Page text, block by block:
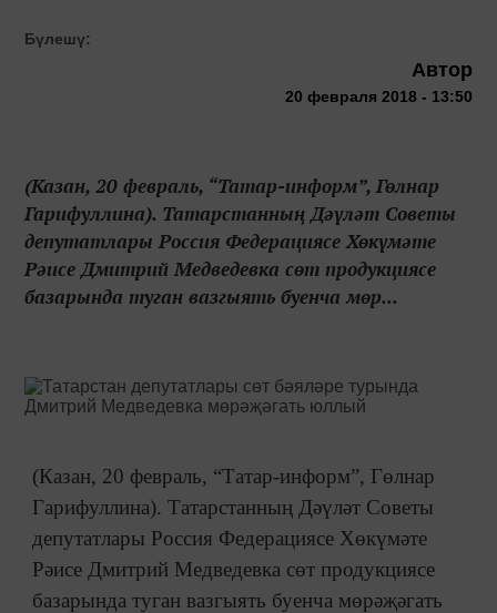
Бүлешү:
Автор
20 февраля 2018 - 13:50
(Казан, 20 февраль, “Татар-информ”, Гөлнар
Гарифуллина). Татарстанның Дәүләт Советы
депутатлары Россия Федерациясе Хөкүмәте
Рәисе Дмитрий Медведевка сөт продукциясе
базарында туган вазгыять буенча мөр...
(Казан, 20 февраль, “Татар-информ”, Гөлнар
Гарифуллина). Татарстанның Дәүләт Советы
депутатлары Россия Федерациясе Хөкүмәте
Рәисе Дмитрий Медведевка сөт продукциясе
базарында туган вазгыять буенча мөрәҗәгать